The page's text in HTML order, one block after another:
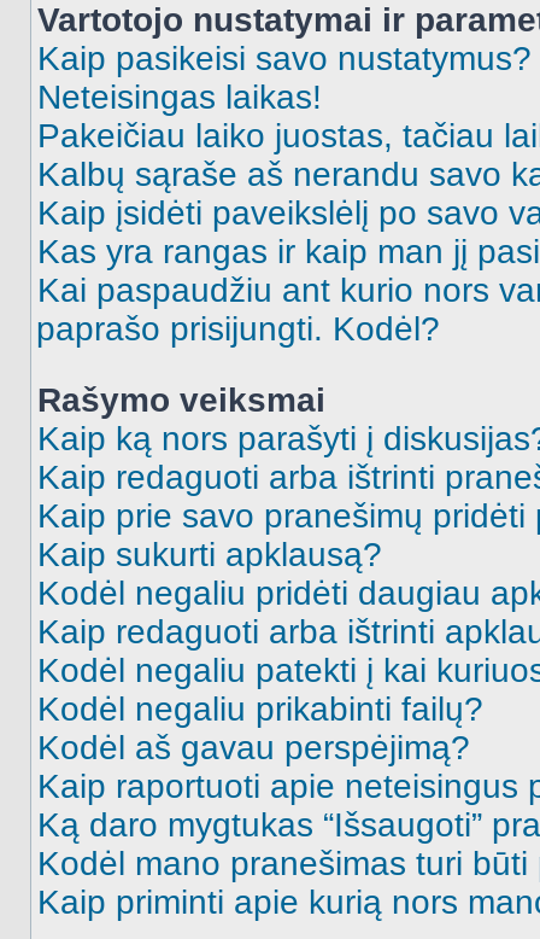
Vartotojo nustatymai ir
Kaip pasikeisi savo nustatymus?
Neteisingas laikas!
Pakeičiau laiko juostas, tačiau
Kalbų sąraše aš nerandu savo
Kaip įsidėti paveikslėlį po savo
Kas yra rangas ir kaip man jį
Kai paspaudžiu ant kurio nors
paprašo prisijungti. Kodėl?
Rašymo veiksmai
Kaip ką nors parašyti į
Kaip redaguoti arba ištrinti
Kaip prie savo pranešimų pridėti
Kaip sukurti apklausą?
Kodėl negaliu pridėti daugiau
Kaip redaguoti arba ištrinti
Kodėl negaliu patekti į kai
Kodėl negaliu prikabinti failų?
Kodėl aš gavau perspėjimą?
Kaip raportuoti apie neteisingus
Ką daro mygtukas “Išsaugoti”
Kodėl mano pranešimas turi būti
Kaip priminti apie kurią nors